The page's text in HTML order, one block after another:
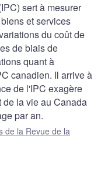
sert à mesurer
et services
du coût de
de biais de
quant à
canadien. Il arrive à
de l'IPC exagère
la vie au Canada
par an.
de la Revue de la